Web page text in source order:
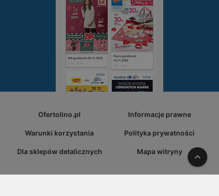
Ofertolino.pl Informacje prawne
Warunki korzystania Polityka prywatności
Dla sklepów detalicznych Mapa witryny W